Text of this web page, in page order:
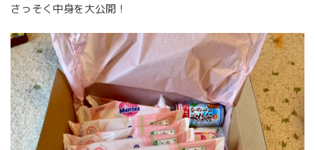
さっそく中身を大公開！